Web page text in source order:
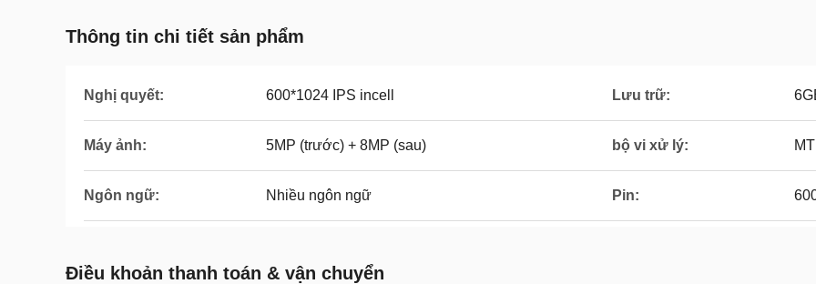
Thông tin chi tiết sản phẩm
Nghị quyết: 600*1024 IPS incell Lưu trữ:
Máy ảnh: 5MP (trước) + 8MP (sau) bộ vi xử lý:
Ngôn ngữ: Nhiều ngôn ngữ Pin:
Điều khoản thanh toán & vận chuyển